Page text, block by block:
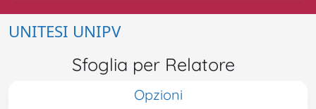
UNITESI UNIPV
Sfoglia per Relatore
Opzioni